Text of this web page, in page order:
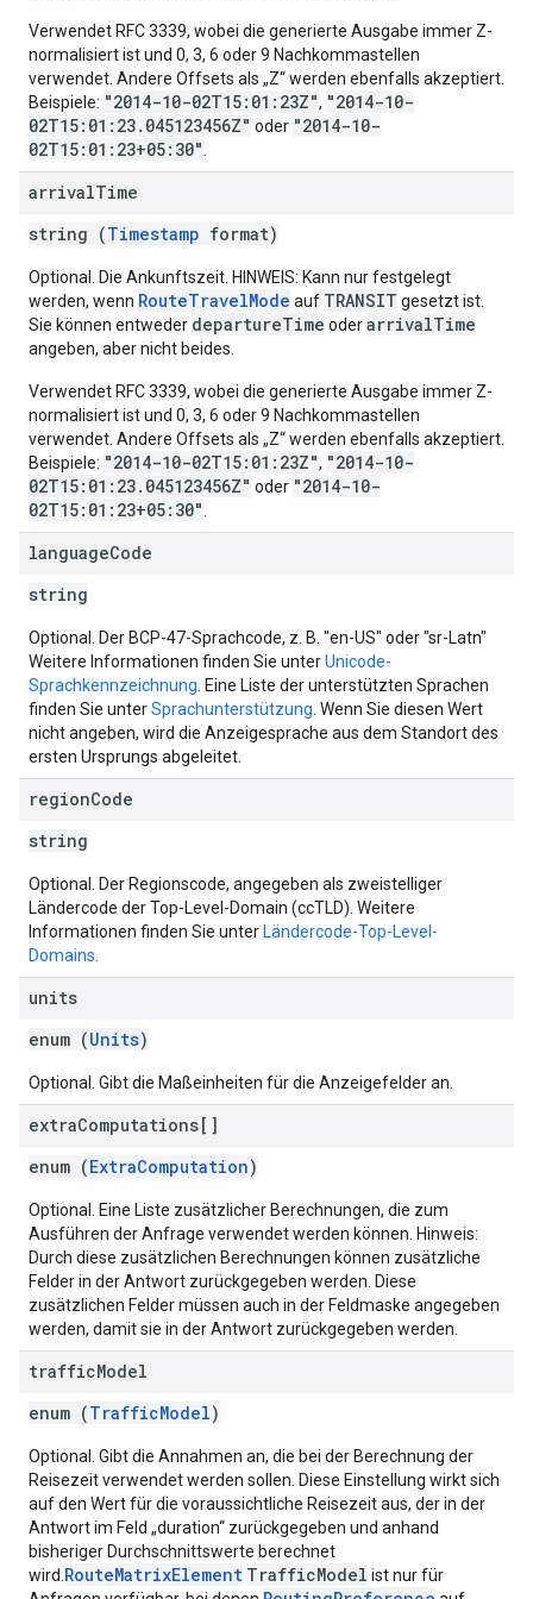
Verwendet RFC 3339, wobei die generierte Ausgabe immer Z-
normalisiert ist und 0, 3, 6 oder 9 Nachkommastellen
verwendet. Andere Offsets als „Z“ werden ebenfalls akzeptiert.
Beispiele: "2014-10-02T15:01:23Z", "2014-10-
02T15:01:23.045123456Z" oder "2014-10-
02T15:01:23+05:30"
arrivalTime
string (Timestamp format)
Optional. Die Ankunftszeit. HINWEIS: Kann nur festgelegt
werden, wenn RouteTravelMode auf TRANSIT gesetzt ist.
Sie können entweder departureTime oderarrivalTime
angeben, aber nicht beides.
Verwendet RFC 3339, wobei die generierte Ausgabe immer Z-
normalisiert ist und 0, 3, 6 oder 9 Nachkommastellen
verwendet. Andere Offsets als „Z“ werden ebenfalls akzeptiert.
Beispiele: "2014-10-02T15:01:23Z", "2014-10-
02T15:01:23.045123456Z" oder "2014-10-
02T15:01:23+05:30"
languageCode
string
Optional. Der BCP-47-Sprachcode, z. B. "en-US" oder "sr-Latn"
Weitere Informationen finden Sie unterUnicode-
Sprachkennzeichnung . Eine Liste der unterstützten Sprachen
finden Sie unterSprachunterstützung . Wenn Sie diesen Wert
nicht angeben, wird die Anzeigesprache aus dem Standort des
ersten Ursprungs abgeleitet.
regionCode
string
Optional. Der Regionscode, angegeben als zweistelliger
Ländercode der Top-Level-Domain (ccTLD). Weitere
Informationen finden Sie unter Ländercode-Top-Level-
Domains
units
enum (Units)
Optional. Gibt die Maßeinheiten für die Anzeigefelder an.
extraComputations[]
enum (ExtraComputation)
Optional. Eine Liste zusätzlicher Berechnungen, die zum
Ausführen der Anfrage verwendet werden können. Hinweis:
Durch diese zusätzlichen Berechnungen können zusätzliche
Felder in der Antwort zurückgegeben werden. Diese
zusätzlichen Felder müssen auch in der Feldmaske angegeben
werden, damit sie in der Antwort zurückgegeben werden.
trafficModel
enum (TrafficModel)
Optional. Gibt die Annahmen an, die bei der Berechnung der
Reisezeit verwendet werden sollen. Diese Einstellung wirkt sich
auf den Wert für die voraussichtliche Reisezeit aus, der in der
Antwort im Feld „duration“ zurückgegeben und anhand
bisheriger Durchschnittswerte berechnet
wird. RouteMatrixElement TrafficModel ist nur für